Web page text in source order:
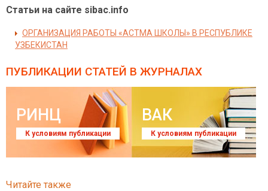
Статьи на сайте sibac.info
ОРГАНИЗАЦИЯ РАБОТЫ «АСТМА ШКОЛЫ» В РЕСПУБЛИКЕ
УЗБЕКИСТАН
ПУБЛИКАЦИИ СТАТЕЙ В ЖУРНАЛАХ
РИНЦ
К условиям публикации
ВАК
К условиям публикации
Читайте также